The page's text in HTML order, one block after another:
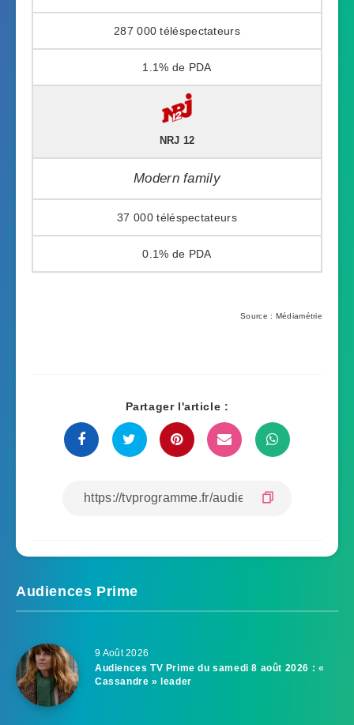
287 000
1.1%
NRJ 12
Modern family
37 000
0.1%
Source : Médiamétrie
Partager l'article :
Audiences Prime
9 Août 2026
Audiences TV Prime du samedi 8 août 2026 : «
Cassandre » leader